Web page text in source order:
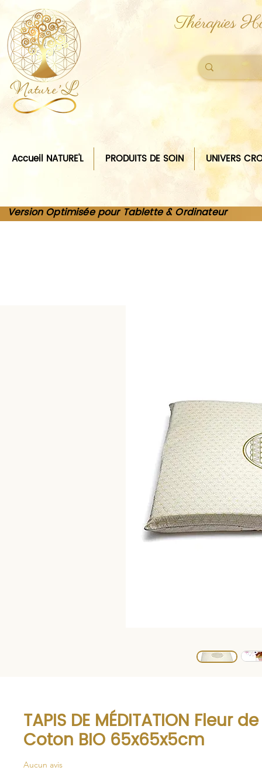
Thérapies
Accueil NATURE'L PRODUITS DE SOIN UNIVERS
Version Optimisée pour Tablette & Ordinateur
TAPIS DE MÉDITATION Fleur
Coton BIO 65x65x5cm
Aucun avis